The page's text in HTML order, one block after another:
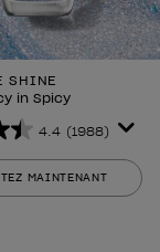
SHINE
in Spicy
4.4 (1988)
MAINTENANT